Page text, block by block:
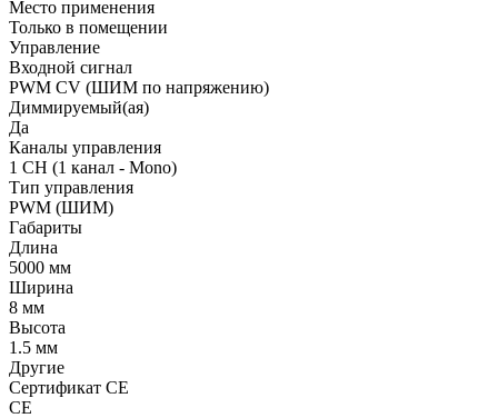
Место применения
Только в помещении
Управление
Входной сигнал
PWM СV (ШИМ по напряжению)
Диммируемый(ая)
Да
Каналы управления
1 CH (1 канал - Mono)
Тип управления
PWM (ШИМ)
Габариты
Длина
5000 мм
Ширина
8 мм
Высота
1.5 мм
Другие
Сертификат CE
CE